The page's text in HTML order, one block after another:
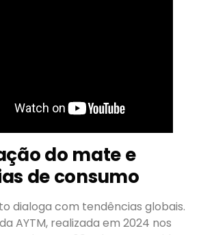
do mate e
de consumo
dialoga com tendências globais.
AYTM, realizada em 2024 nos